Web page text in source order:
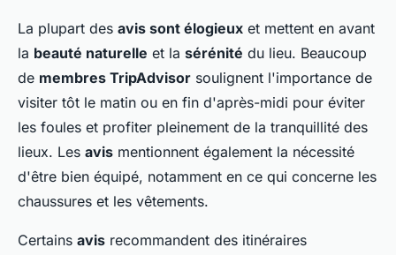
La plupart des avis sont élogieux et mettent en avant
la beauté naturelle et la sérénité du lieu. Beaucoup
de membres TripAdvisor soulignent l'importance de
visiter tôt le matin ou en fin d'après-midi pour éviter
les foules et profiter pleinement de la tranquillité des
lieux. Les avis mentionnent également la nécessité
d'être bien équipé, notamment en ce qui concerne les
chaussures et les vêtements.
Certains avis recommandent des itinéraires